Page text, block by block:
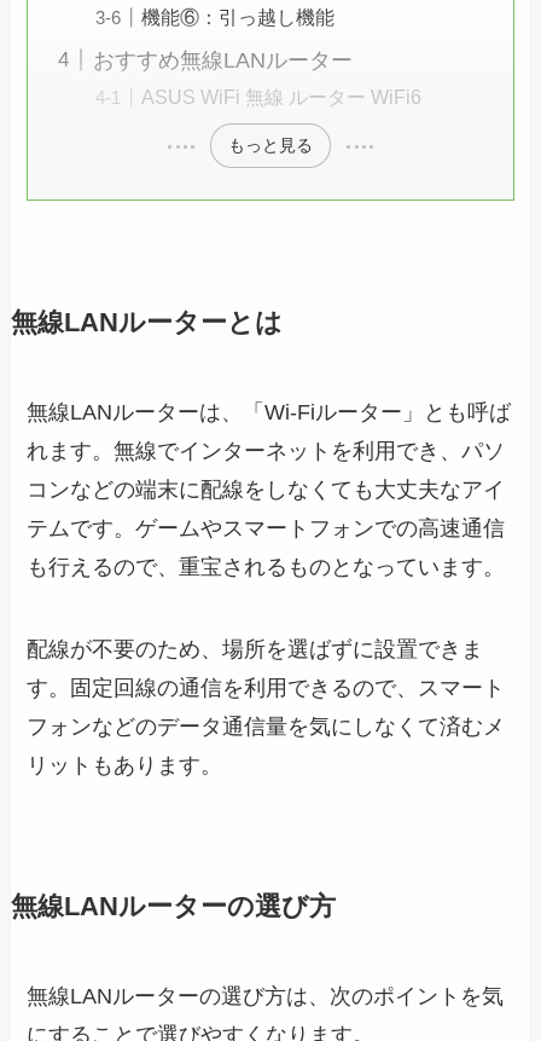
機能⑥：引っ越し機能
おすすめ無線LANルーター
ASUS WiFi 無線 ルーター WiFi6
もっと見る
無線LANルーターとは
無線LANルーターは、「Wi-Fiルーター」とも呼ば
れます。無線でインターネットを利用でき、パソ
コンなどの端末に配線をしなくても大丈夫なアイ
テムです。ゲームやスマートフォンでの高速通信
も行えるので、重宝されるものとなっています。
配線が不要のため、場所を選ばずに設置できま
す。固定回線の通信を利用できるので、スマート
フォンなどのデータ通信量を気にしなくて済むメ
リットもあります。
無線LANルーターの選び方
無線LANルーターの選び方は、次のポイントを気
にすることで選びやすくなります。